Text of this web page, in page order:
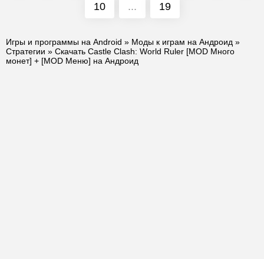
10 ... 19
Игры и программы на Android » Моды к играм на Андроид »
Стратегии » Скачать Castle Clash: World Ruler [MOD Много
монет] + [MOD Меню] на Андроид